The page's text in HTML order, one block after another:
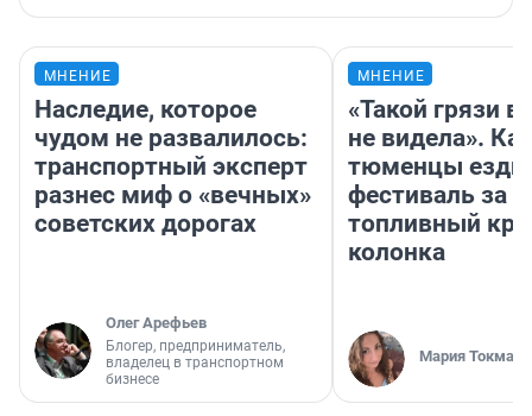
МНЕНИЕ
Наследие, которое
чудом не развалилось:
транспортный эксперт
разнес миф о «вечных»
советских дорогах
Олег Арефьев
Блогер, предприниматель,
владелец в транспортном
бизнесе
МНЕНИЕ
«Такой грязи
не видела».
тюменцы
фестиваль за
топливный
колонка
Мария